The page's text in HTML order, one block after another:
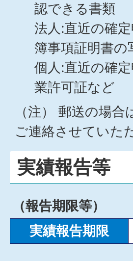
認できる書類
法人:直近の確
簿事項証明書の
個人:直近の確
業許可証など
（注） 郵送の場
ご連絡させていた
実績報告等
（報告期限等）
実績報告期限